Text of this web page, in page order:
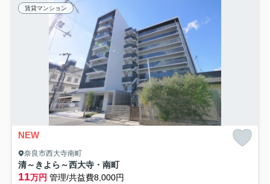
賃貸マンション
NEW
奈良市西大寺南町
清～きよら～西大寺・南町
11万円 管理/共益費8,000円